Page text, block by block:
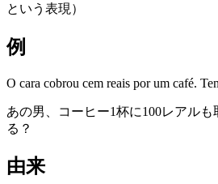
という表現）
例
O cara cobrou cem reais por um café.
あの男、コーヒー1杯に100レアル
る？
由来